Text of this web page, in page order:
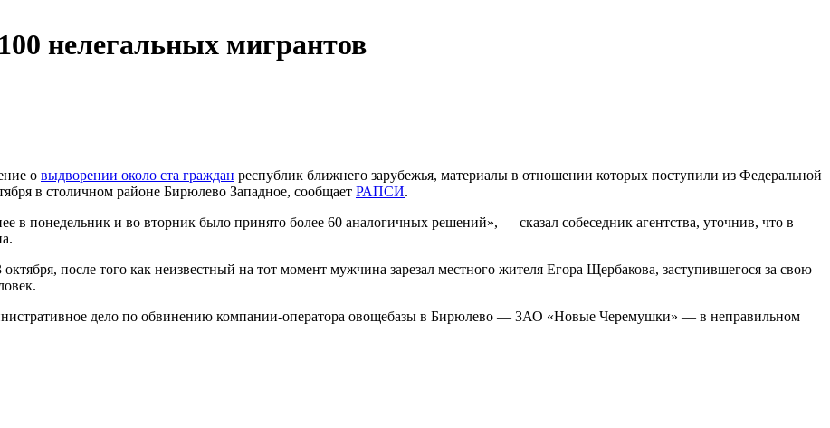
нелегальных мигрантов
о выдворении около ста граждан республик ближнего зарубежья, материалы в отношении которых поступили из Федеральной
в столичном районе Бирюлево Западное, сообщает РАПСИ.
в понедельник и во вторник было принято более 60 аналогичных решений», — сказал собеседник агентства, уточнив, что в
после того как неизвестный на тот момент мужчина зарезал местного жителя Егора Щербакова, заступившегося за свою
дело по обвинению компании-оператора овощебазы в Бирюлево — ЗАО «Новые Черемушки» — в неправильном